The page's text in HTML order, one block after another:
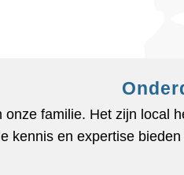
familie. Het zijn local
kennis en expertise